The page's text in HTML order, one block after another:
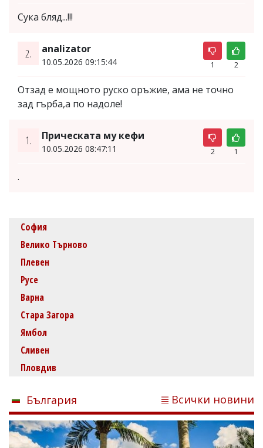
Сука бляд...!!!
2. analizator
10.05.2026 09:15:44 1 2
Отзад е мощното руско оръжие, ама не точно
зад гърба,а по надоле!
1. Прическата му кефи
10.05.2026 08:47:11 2 1
.
София
Велико Търново
Плевен
Русе
Варна
Стара Загора
Ямбол
Сливен
Пловдив
България Всички новини